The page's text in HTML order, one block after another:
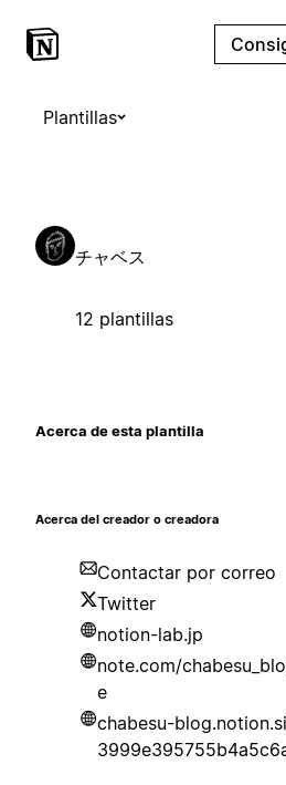
Plantillas
チャベス
12 plantillas
Acerca de esta plantilla
Acerca del creador o creadora
Contactar por correo
Twitter
notion-lab.jp
note.com/
e
chabesu-